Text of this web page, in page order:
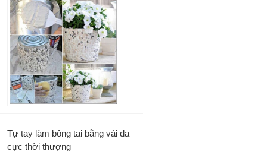
Tự tay làm bông tai bằng vải da
cực thời thượng